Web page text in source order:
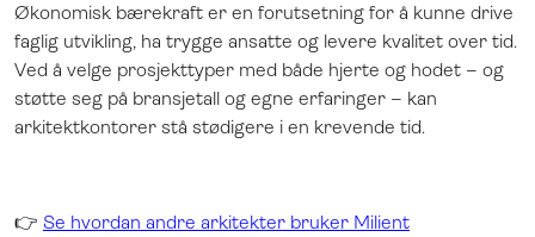
Økonomisk bærekraft er en forutsetning for å kunne drive
faglig utvikling, ha trygge ansatte og levere kvalitet over tid.
Ved å velge prosjekttyper med både hjerte og hodet – og
støtte seg på bransjetall og egne erfaringer – kan
arkitektkontorer stå stødigere i en krevende tid.
👉 Se hvordan andre arkitekter bruker Milient